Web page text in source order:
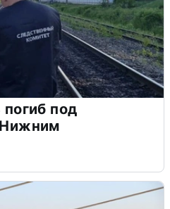
под
Нижним